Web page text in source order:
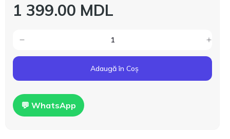
1 399.00 MDL
Adaugă în Coș
💬 WhatsApp